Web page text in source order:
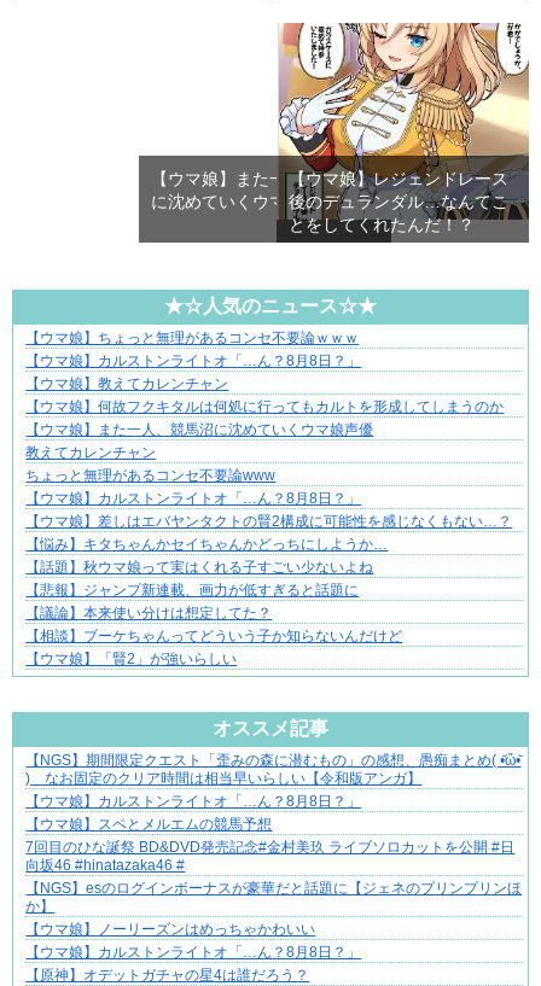
【ウマ娘】また一人、競馬沼
に沈めていくウマ娘声優
【ウマ娘】レジェンドレース
後のデュランダル…なんてこ
とをしてくれたんだ！？
★☆人気のニュース☆★
大変だけど幸せ。等身大の子育て物語。
【ウマ娘】ちょっと無理があるコンセ不要論ｗｗｗ
【ウマ娘】カルストンライトオ「…ん？8月8日？」
【ウマ娘】教えてカレンチャン
【ウマ娘】何故フクキタルは何処に行ってもカルトを形成してしまうのか
【ウマ娘】また一人、競馬沼に沈めていくウマ娘声優
教えてカレンチャン
ちょっと無理があるコンセ不要論www
【ウマ娘】カルストンライトオ「…ん？8月8日？」
【ウマ娘】差しはエバヤンタクトの賢2構成に可能性を感じなくもない…？
【悩み】キタちゃんかセイちゃんかどっちにしようか…
【話題】秋ウマ娘って実はくれる子すごい少ないよね
【悲報】ジャンプ新連載、画力が低すぎると話題に
【議論】本来使い分けは想定してた？
【相談】ブーケちゃんってどういう子か知らないんだけど
【ウマ娘】「賢2」が強いらしい
オススメ記事
好青年の片思いが壊れていくまで
【NGS】期間限定クエスト「歪みの森に潜むもの」の感想、愚痴まとめ( •᷄ὤ•᷅
) なお固定のクリア時間は相当早いらしい【令和版アンガ】
【ウマ娘】カルストンライトオ「…ん？8月8日？」
【ウマ娘】スペとメルエムの競馬予想
7回目のひな誕祭 BD&DVD発売記念#金村美玖 ライブソロカットを公開 #日
向坂46 #hinatazaka46 #
【NGS】esのログインボーナスが豪華だと話題に【ジェネのプリンプリンほ
か】
【ウマ娘】ノーリーズンはめっちゃかわいい
【ウマ娘】カルストンライトオ「…ん？8月8日？」
【原神】オデットガチャの星4は誰だろう？